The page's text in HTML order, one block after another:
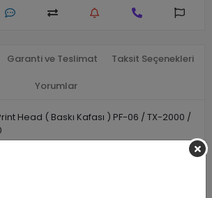
Garanti ve Teslimat Taksit Seçenekleri
Yorumlar
Head ( Baskı Kafası ) PF-06 / TX-2000 /